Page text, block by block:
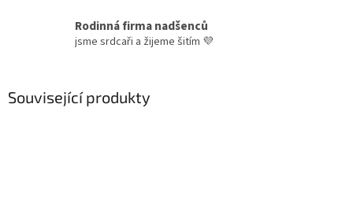
Rodinná firma nadšenců
jsme srdcaři a žijeme šitím 💜
Související produkty